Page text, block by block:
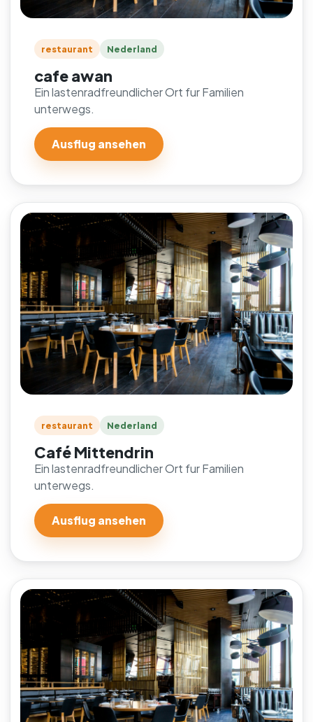
restaurant Nederland
cafe awan
Ein lastenradfreundlicher Ort fur Familien
unterwegs.
Ausflug ansehen
restaurant Nederland
Café Mittendrin
Ein lastenradfreundlicher Ort fur Familien
unterwegs.
Ausflug ansehen